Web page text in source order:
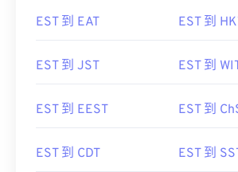
EST 到 EAT EST 到
EST 到 JST EST 到
EST 到 EEST EST 到
EST 到 CDT EST 到